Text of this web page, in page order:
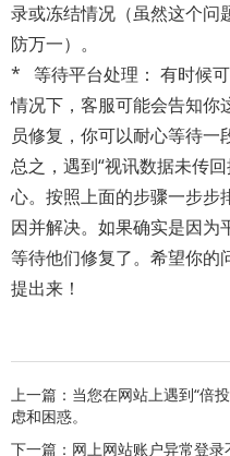
录或冻结情况（虽然这个问
防万一）。
* 等待平台处理： 有时候
情况下，客服可能会告知你
员修复，你可以耐心等待一
总之，遇到“视讯数据未传
心。按照上面的步骤一步步
因并解决。如果确实是因为
等待他们修复了。希望你的
提出来！
上一篇： 当您在网站上遇到“倍
虑和困惑。
下一篇： 网上网站账户异常登录